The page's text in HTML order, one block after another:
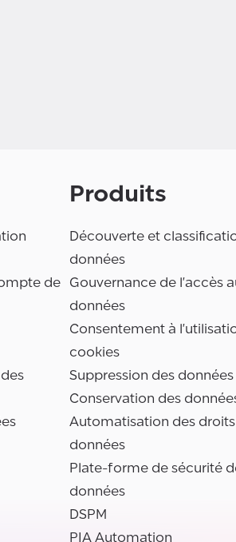
de
Produits
Découverte et
données
Gouvernance de l'accès
données
Consentement à
cookies
Suppression des données
Conservation des
Automatisation des droits
données
Plate-forme de sécurité
données
DSPM
PIA Automation